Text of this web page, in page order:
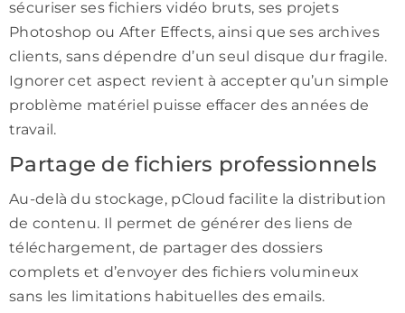
sécuriser ses fichiers vidéo bruts, ses projets
Photoshop ou After Effects, ainsi que ses archives
clients, sans dépendre d’un seul disque dur fragile.
Ignorer cet aspect revient à accepter qu’un simple
problème matériel puisse effacer des années de
travail.
Partage de fichiers professionnels
Au-delà du stockage, pCloud facilite la distribution
de contenu. Il permet de générer des liens de
téléchargement, de partager des dossiers
complets et d’envoyer des fichiers volumineux
sans les limitations habituelles des emails.